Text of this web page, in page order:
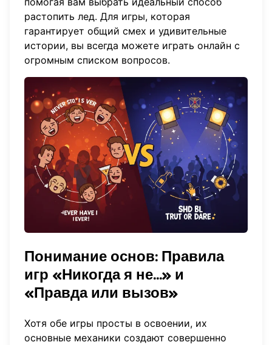
растопить лед. Для игры, которая
гарантирует общий смех и удивительные
истории, вы всегда можете играть онлайн с
огромным списком вопросов.
Понимание основ: Правила
игр «Никогда я не...» и
«Правда или вызов»
Хотя обе игры просты в освоении, их
основные механики создают совершенно